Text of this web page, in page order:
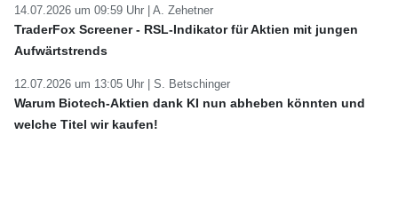
14.07.2026 um 09:59 Uhr | A. Zehetner
TraderFox Screener - RSL-Indikator für Aktien mit jungen
Aufwärtstrends
12.07.2026 um 13:05 Uhr | S. Betschinger
Warum Biotech-Aktien dank KI nun abheben könnten und
welche Titel wir kaufen!